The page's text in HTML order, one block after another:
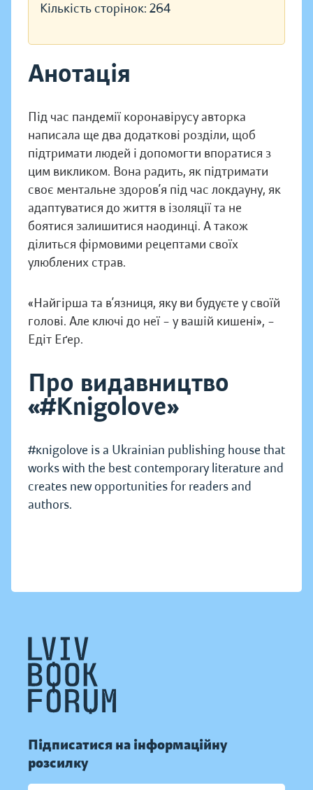
Кількість сторінок: 264
Анотація
Під час пандемії коронавірусу авторка
написала ще два додаткові розділи, щоб
підтримати людей і допомогти впоратися з
цим викликом. Вона радить, як підтримати
своє ментальне здоров’я під час локдауну, як
адаптуватися до життя в ізоляції та не
боятися залишитися наодинці. А також
ділиться фірмовими рецептами своїх
улюблених страв.
«Найгірша та в’язниця, яку ви будуєте у своїй
голові. Але ключі до неї – у вашій кишені», –
Едіт Еґер.
Про видавництво
«#Knigolove»
#кnigolove is a Ukrainian publishing house that
works with the best contemporary literature and
creates new opportunities for readers and
authors.
Підписатися на інформаційну
розсилку